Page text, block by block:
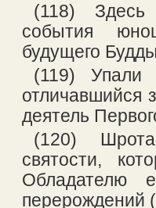
(118) Здесь
события
будущего
(119) Упали
отличавшийся
деятель
(120)
святости,
Обладателю
перерождений